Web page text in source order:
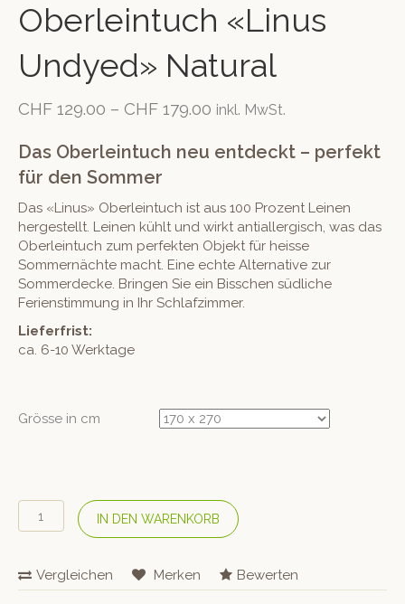
Oberleintuch «Linus
Undyed» Natural
CHF 129.00 – CHF 179.00 inkl. MwSt.
Das Oberleintuch neu entdeckt – perfekt
für den Sommer
Das «Linus» Oberleintuch ist aus 100 Prozent Leinen
hergestellt. Leinen kühlt und wirkt antiallergisch, was das
Oberleintuch zum perfekten Objekt für heisse
Sommernächte macht. Eine echte Alternative zur
Sommerdecke. Bringen Sie ein Bisschen südliche
Ferienstimmung in Ihr Schlafzimmer.
Lieferfrist:
ca. 6-10 Werktage
Grösse in cm
#lavie
Leinen-
«Linus
Undyed»
IN DEN WARENKORB
Vergleichen Merken Bewerten